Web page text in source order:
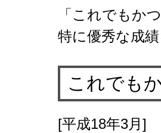
「これでもか
特に優秀な成
これでも
[平成18年3月]